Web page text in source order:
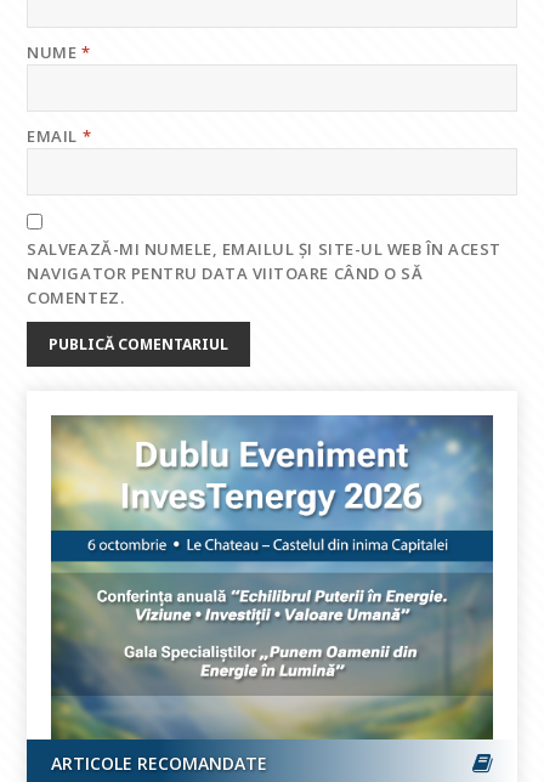
NUME*
EMAIL *
SALVEAZĂ-MI NUMELE, EMAILUL ȘI SITE-UL WEB ÎN ACEST
NAVIGATOR PENTRU DATA VIITOARE CÂND O SĂ
COMENTEZ.
ARTICOLE RECOMANDATE